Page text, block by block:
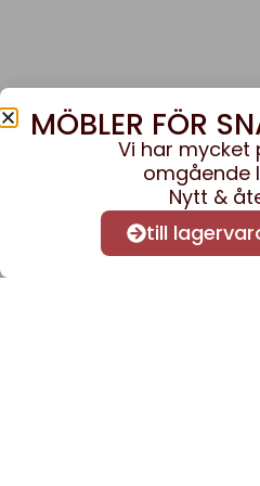
MÖBLER FÖR
Vi har mycket
omgående
Nytt &
till